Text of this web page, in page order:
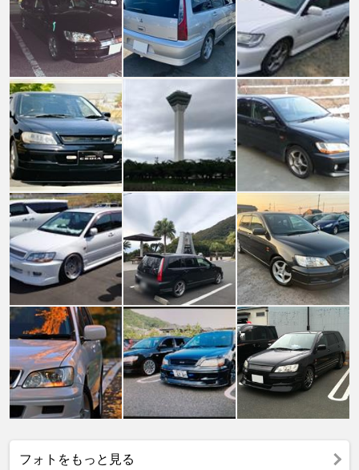
フォトをもっと見る